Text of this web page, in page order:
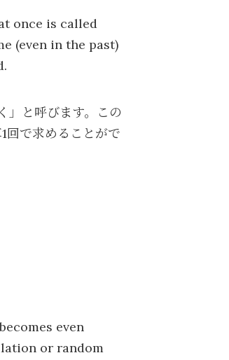
once is called
(even in the past)
」と呼びます。この
回で求めることがで
even
or random